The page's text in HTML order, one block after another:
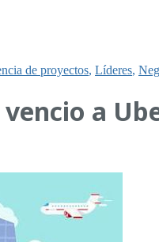
de proyectos, Líderes,
a